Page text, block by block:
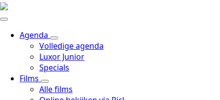
Agenda
Volledige agenda
Luxor Junior
Specials
Films
Alle films